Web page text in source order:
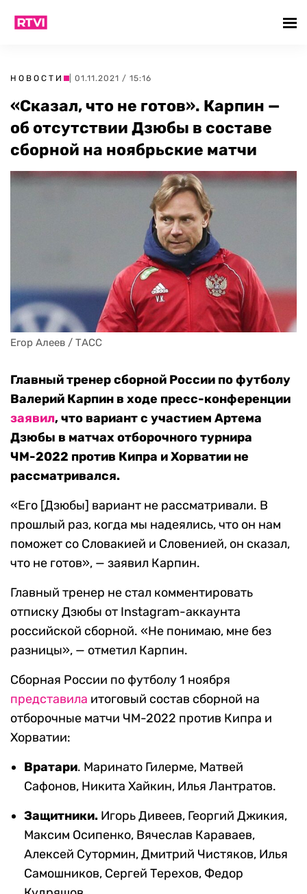
НОВОСТИ | 01.11.2021 / 15:16
«Сказал, что не готов». Карпин —
об отсутствии Дзюбы в составе
сборной на ноябрьские матчи
Егор Алеев / ТАСС
Главный тренер сборной России по футболу
Валерий Карпин в ходе пресс-конференции
заявил, что вариант с участием Артема
Дзюбы в матчах отборочного турнира
ЧМ-2022 против Кипра и Хорватии не
рассматривался.
«Его [Дзюбы] вариант не рассматривали. В
прошлый раз, когда мы надеялись, что он нам
поможет со Словакией и Словенией, он сказал,
что не готов», — заявил Карпин.
Главный тренер не стал комментировать
отписку Дзюбы от Instagram-аккаунта
российской сборной. «Не понимаю, мне без
разницы», — отметил Карпин.
Сборная России по футболу 1 ноября
представила итоговый состав сборной на
отборочные матчи ЧМ-2022 против Кипра и
Хорватии:
Вратари. Маринато Гилерме, Матвей
Сафонов, Никита Хайкин, Илья Лантратов.
Защитники. Игорь Дивеев, Георгий Джикия,
Максим Осипенко, Вячеслав Караваев,
Алексей Сутормин, Дмитрий Чистяков, Илья
Самошников, Сергей Терехов, Федор